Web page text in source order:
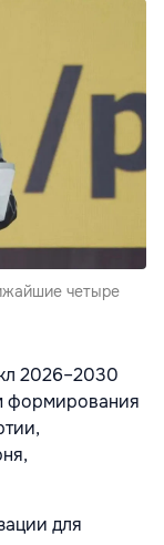
четыре
2026–2030
формирования
для